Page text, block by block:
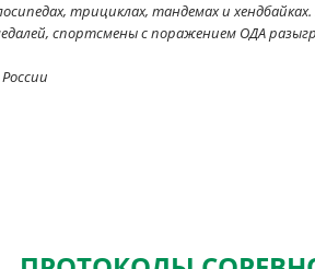
трициклах, тандемах и
спортсмены с поражением ОДА